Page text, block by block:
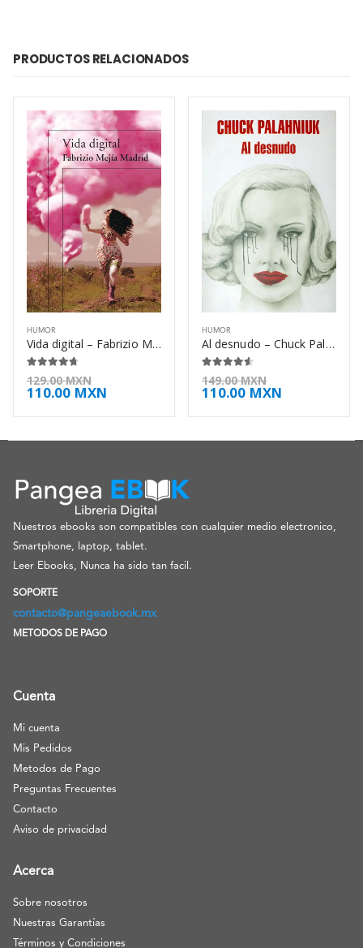
PRODUCTOS RELACIONADOS
HUMOR
Vida digital – Fabrizio Mejía Madrid
4.63 de 5
129.00MXN
110.00 MXN
HUMOR
Al desnudo – Chuck Palahniuk
4.50 de 5
149.00MXN
110.00 MXN
Nuestros ebooks son compatibles con cualquier medio electronico,
Smartphone, laptop, tablet.
Leer Ebooks, Nunca ha sido tan facil.
SOPORTE
contacto@pangeaebook.mx
METODOS DE PAGO
Cuenta
Mi cuenta
Mis Pedidos
Metodos de Pago
Preguntas Frecuentes
Contacto
Aviso de privacidad
Acerca
Sobre nosotros
Nuestras Garantías
Términos y Condiciones